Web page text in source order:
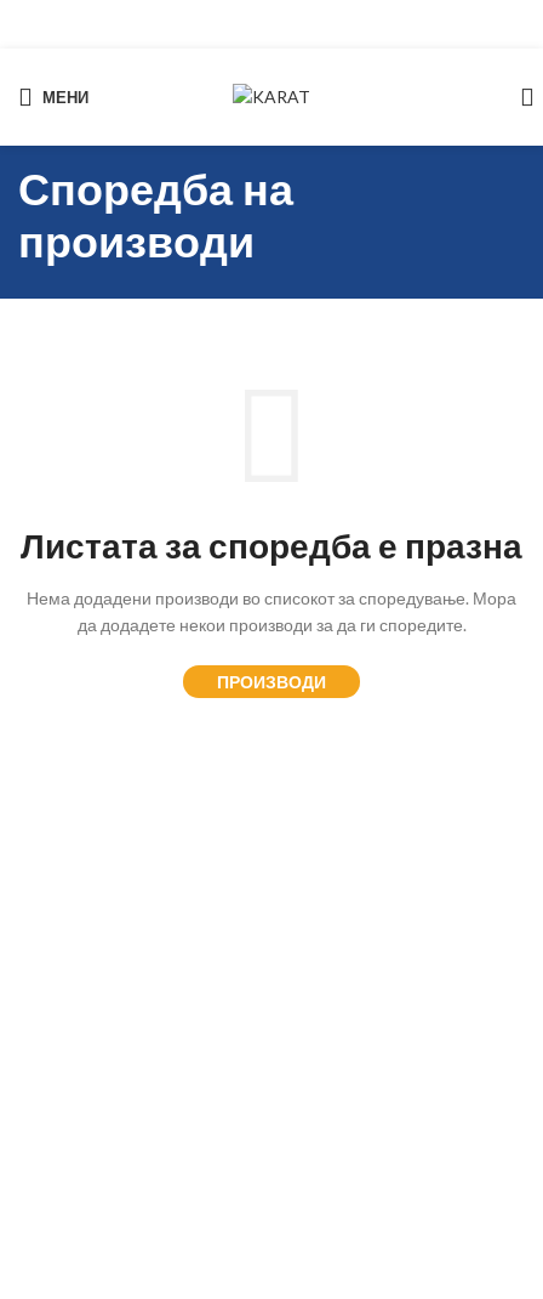
МЕНИ
Споредба на
производи
Листата за споредба е празна
Нема додадени производи во списокот за споредување. Мора
да додадете некои производи за да ги споредите.
ПРОИЗВОДИ